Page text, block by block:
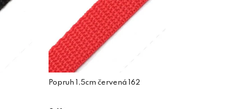
Popruh 1,5cm červená 162